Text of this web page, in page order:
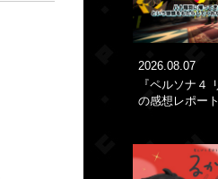
2026.08.07
『ペルソナ４
の感想レポー